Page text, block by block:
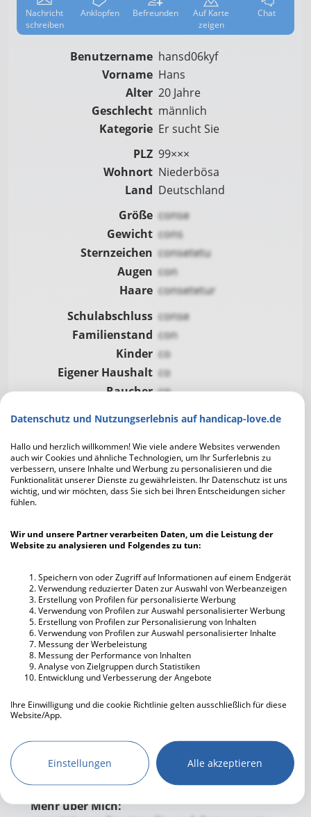
Datenschutz und Nutzungserlebnis auf handicap-love.de
Hallo und herzlich willkommen! Wie viele andere Websites verwenden
auch wir Cookies und ähnliche Technologien, um Ihr Surferlebnis zu
verbessern, unsere Inhalte und Werbung zu personalisieren und die
Funktionalität unserer Dienste zu gewährleisten. Ihr Datenschutz ist uns
wichtig, und wir möchten, dass Sie sich bei Ihren Entscheidungen sicher
fühlen.
Wir und unsere Partner verarbeiten Daten, um die Leistung der
Website zu analysieren und Folgendes zu tun:
Speichern von oder Zugriff auf Informationen auf einem Endgerät
Verwendung reduzierter Daten zur Auswahl von Werbeanzeigen
Erstellung von Profilen für personalisierte Werbung
Verwendung von Profilen zur Auswahl personalisierter Werbung
Erstellung von Profilen zur Personalisierung von Inhalten
Verwendung von Profilen zur Auswahl personalisierter Inhalte
Messung der Werbeleistung
Messung der Performance von Inhalten
Analyse von Zielgruppen durch Statistiken
Entwicklung und Verbesserung der Angebote
Ihre Einwilligung und die cookie Richtlinie gelten ausschließlich für diese
Website/App.
Wir nutzen Ihre Daten für folgende Zwecke:
IAB-Verarbeitungszwecke:
Speichern von oder Zugriff auf
Informationen auf einem Endgerät
Einstellungen Alle akzeptieren
Nachricht
schreiben
Anklop­fen Befreun­den AufKarte
zeigen
Chat
Benutzername hansd06kyf
Vorname Hans
Alter 20 Jahre
Geschlecht männlich
Kategorie Er sucht Sie
PLZ 99×××
Wohnort Niederbösa
Land Deutschland
Größe conse
Gewicht cons
Sternzeichen consetetu
Augen con
Haare consetetur
Schulabschluss conse
Familienstand con
Kinder co
Eigener Haushalt co
Raucher co
Kochen
Essen gehen
Entspannen
Musik hören
Fernsehen
Freunde treffen
Reisen
Handwerken
Sport treiben
Kino
Wandern
Bergsteigen
Fotografie
Zeichnen
Rock
2000er
Mehr über Mich: